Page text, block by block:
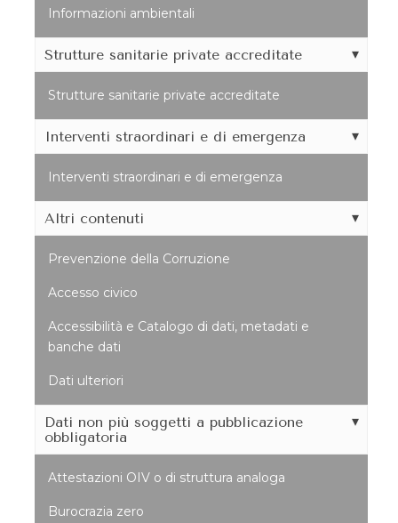
Informazioni ambientali
Strutture sanitarie private accreditate
Strutture sanitarie private accreditate
Interventi straordinari e di emergenza
Interventi straordinari e di emergenza
Altri contenuti
Prevenzione della Corruzione
Accesso civico
Accessibilità e Catalogo di dati, metadati e
banche dati
Dati ulteriori
Dati non più soggetti a pubblicazione
obbligatoria
Attestazioni OIV o di struttura analoga
Burocrazia zero